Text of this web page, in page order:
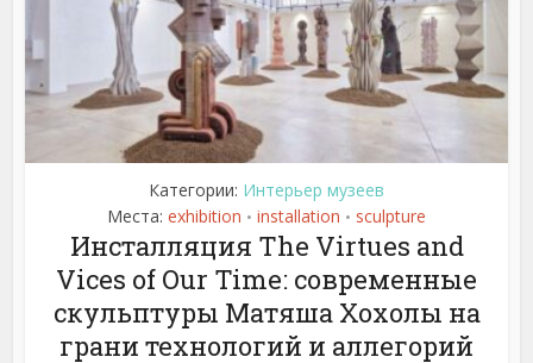
Категории: Интерьер музеев
Места: exhibition • installation • sculpture
Инсталляция The Virtues and
Vices of Our Time: современные
скульптуры Матяша Хохолы на
грани технологий и аллегорий